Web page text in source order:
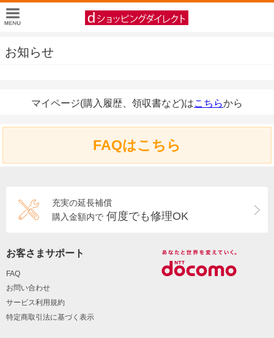
お知らせ
マイページ(購入履歴、領収書など)はこちらから
FAQはこちら
充実の延長補償
購入金額内で 何度でも修理OK
お客さまサポート
FAQ
お問い合わせ
サービス利用規約
特定商取引法に基づく表示